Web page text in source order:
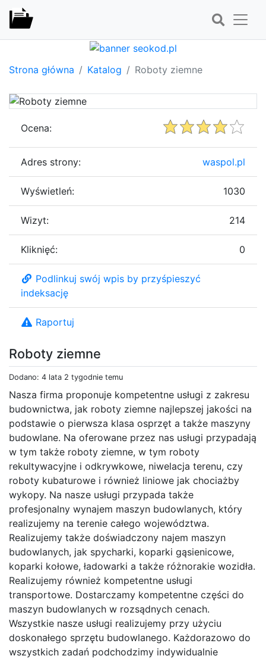
Strona główna Katalog Roboty ziemne
Roboty ziemne
Dodano: 4 lata 2 tygodnie temu
Nasza firma proponuje kompetentne usługi z zakresu
budownictwa, jak roboty ziemne najlepszej jakości na
podstawie o pierwsza klasa osprzęt a także maszyny
budowlane. Na oferowane przez nas usługi przypadają
w tym także roboty ziemne, w tym roboty
rekultywacyjne i odkrywkowe, niwelacja terenu, czy
roboty kubaturowe i również liniowe jak chociażby
wykopy. Na nasze usługi przypada także
profesjonalny wynajem maszyn budowlanych, który
realizujemy na terenie całego województwa.
Realizujemy także doświadczony najem maszyn
budowlanych, jak spycharki, koparki gąsienicowe,
koparki kołowe, ładowarki a także różnorakie wozidła.
Realizujemy również kompetentne usługi
transportowe. Dostarczamy kompetentne części do
maszyn budowlanych w rozsądnych cenach.
Wszystkie nasze usługi realizujemy przy użyciu
doskonałego sprzętu budowlanego. Każdorazowo do
wszystkich zadań podchodzimy indywidualnie
Ocena:
Adres strony: waspol.pl
Wyświetleń: 1030
Wizyt: 214
Kliknięć: 0
Podlinkuj swój wpis by przyśpieszyć
indeksację
Raportuj